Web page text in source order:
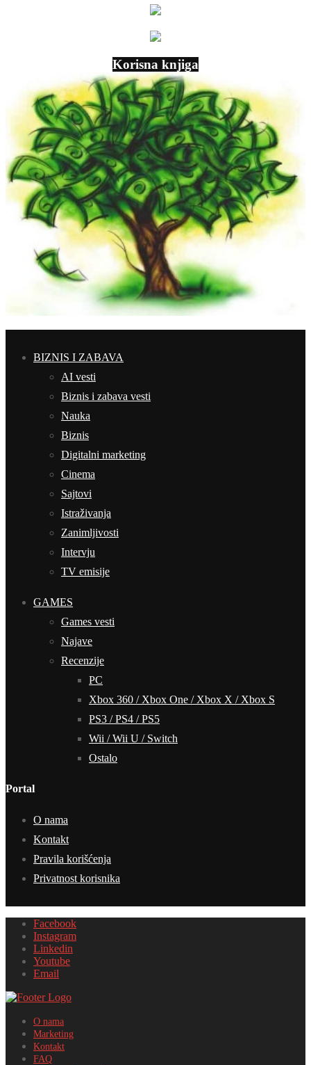
Korisna knjiga
BIZNIS I ZABAVA
AI vesti
Biznis i zabava vesti
Nauka
Biznis
Digitalni marketing
Cinema
Sajtovi
Istraživanja
Zanimljivosti
Intervju
TV emisije
GAMES
Games vesti
Najave
Recenzije
PC
Xbox 360 / Xbox One / Xbox X / Xbox S
PS3 / PS4 / PS5
Wii / Wii U / Switch
Ostalo
Portal
O nama
Kontakt
Pravila korišćenja
Privatnost korisnika
Facebook
Instagram
Linkedin
Youtube
Email
O nama
Marketing
Kontakt
FAQ